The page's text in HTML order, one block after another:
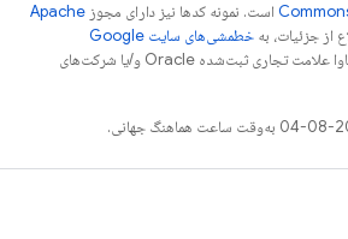
است. نمونه کدها نیز دارای مجوز Apache
از جزئیات، به
خطمشی‌های سایت Google
مراجعه کنید. جاوا علامت تجاری ثبت‌شده Oracle و/یا شرکت‌های